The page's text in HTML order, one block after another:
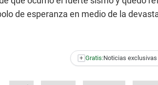
de esperanza en medio de la
+ Gratis:Noticias exclusivas